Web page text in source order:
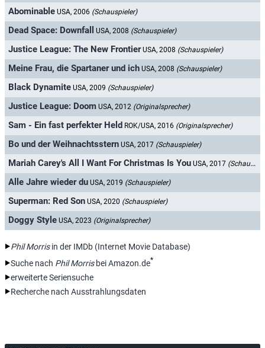
Abominable USA, 2006 (Schauspieler)
Dead Space: Downfall USA, 2008 (Schauspieler)
Justice League: The New Frontier USA, 2008 (Schauspieler)
Meine Frau, die Spartaner und ich USA, 2008 (Schauspieler)
Black Dynamite USA, 2009 (Schauspieler)
Justice League: Doom USA, 2012 (Originalsprecher)
Sam - Ein fast perfekter Held ROK/USA, 2016 (Originalsprecher)
Bo und der Weihnachtsstern USA, 2017 (Schauspieler)
Mariah Carey's All I Want For Christmas Is You USA, 2017 (Schauspieler)
Alle Jahre wieder du USA, 2019 (Schauspieler)
Superman: Red Son USA, 2020 (Schauspieler)
Doggy Style USA, 2023 (Originalsprecher)
Phil Morrisin der IMDb (Internet Movie Database)
Suche nach Phil Morrisbei Amazon.de*
erweiterte Seriensuche
Recherche nach Ausstrahlungsdaten